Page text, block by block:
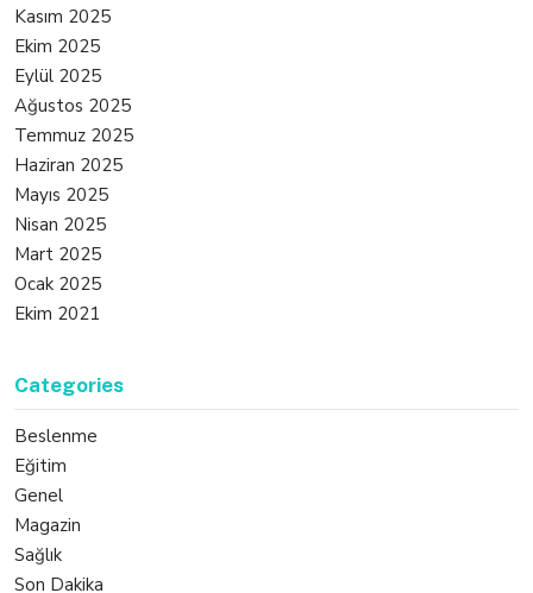
Kasım 2025
Ekim 2025
Eylül 2025
Ağustos 2025
Temmuz 2025
Haziran 2025
Mayıs 2025
Nisan 2025
Mart 2025
Ocak 2025
Ekim 2021
Categories
Beslenme
Eğitim
Genel
Magazin
Sağlık
Son Dakika